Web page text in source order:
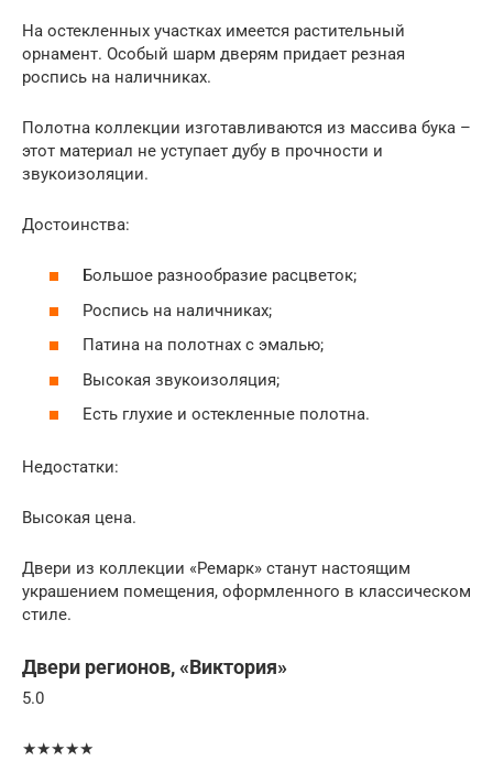
На остекленных участках имеется растительный
орнамент. Особый шарм дверям придает резная
роспись на наличниках.
Полотна коллекции изготавливаются из массива бука –
этот материал не уступает дубу в прочности и
звукоизоляции.
Достоинства:
Большое разнообразие расцветок;
Роспись на наличниках;
Патина на полотнах с эмалью;
Высокая звукоизоляция;
Есть глухие и остекленные полотна.
Недостатки:
Высокая цена.
Двери из коллекции «Ремарк» станут настоящим
украшением помещения, оформленного в классическом
стиле.
Двери регионов, «Виктория»
5.0
★★★★★